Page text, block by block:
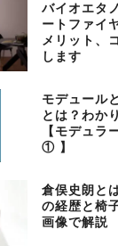
バイオエタ
ートファイ
メリット、
します
モデュール
とは？わか
【モデュラ
① 】
倉俣史朗と
の経歴と椅
画像で解説